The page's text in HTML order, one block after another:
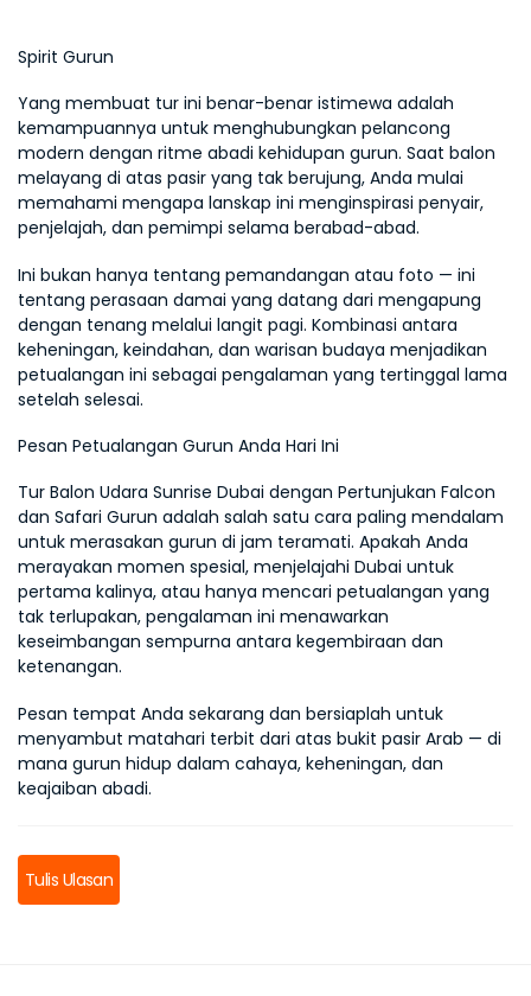
Spirit Gurun
Yang membuat tur ini benar-benar istimewa adalah
kemampuannya untuk menghubungkan pelancong
modern dengan ritme abadi kehidupan gurun. Saat balon
melayang di atas pasir yang tak berujung, Anda mulai
memahami mengapa lanskap ini menginspirasi penyair,
penjelajah, dan pemimpi selama berabad-abad.
Ini bukan hanya tentang pemandangan atau foto — ini
tentang perasaan damai yang datang dari mengapung
dengan tenang melalui langit pagi. Kombinasi antara
keheningan, keindahan, dan warisan budaya menjadikan
petualangan ini sebagai pengalaman yang tertinggal lama
setelah selesai.
Pesan Petualangan Gurun Anda Hari Ini
Tur Balon Udara Sunrise Dubai dengan Pertunjukan Falcon
dan Safari Gurun adalah salah satu cara paling mendalam
untuk merasakan gurun di jam teramati. Apakah Anda
merayakan momen spesial, menjelajahi Dubai untuk
pertama kalinya, atau hanya mencari petualangan yang
tak terlupakan, pengalaman ini menawarkan
keseimbangan sempurna antara kegembiraan dan
ketenangan.
Pesan tempat Anda sekarang dan bersiaplah untuk
menyambut matahari terbit dari atas bukit pasir Arab — di
mana gurun hidup dalam cahaya, keheningan, dan
keajaiban abadi.
Tulis Ulasan